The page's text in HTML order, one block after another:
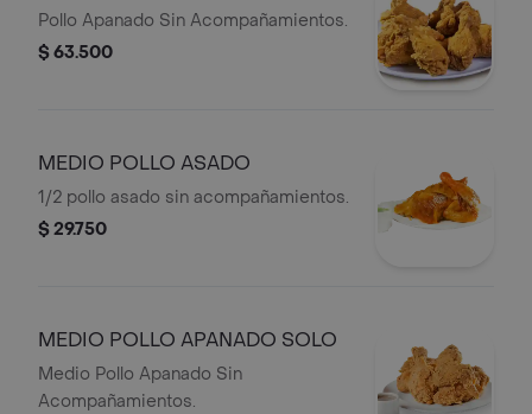
Pollo Apanado Sin Acompañamientos.
$ 63.500
MEDIO POLLO ASADO
1/2 pollo asado sin acompañamientos.
$ 29.750
MEDIO POLLO APANADO SOLO
Medio Pollo Apanado Sin
Acompañamientos.